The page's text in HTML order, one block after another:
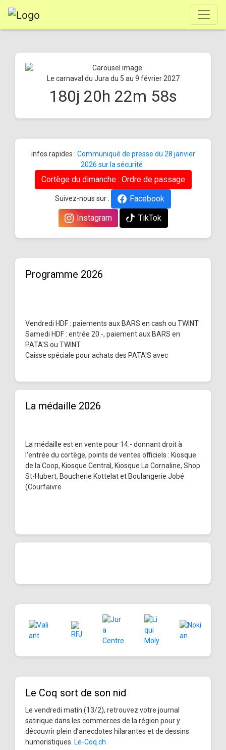
Le carnaval du Jura du 5 au 9 février 2027
180j 20h 22m 58s
infos rapides : Communiqué de presse du 28 janvier
2026 sur la sécurité
Cortège du dimanche : Ordre de passage
Suivez-nous sur :
Facebook
Instagram
TikTok
Programme 2026
Vendredi HDF : paiements aux BARS en cash ou TWINT
Samedi HDF : entrée 20.-, paiement aux BARS en
PATA'S ou TWINT
Caisse spéciale pour achats des PATA'S avec
La médaille 2026
La médaille est en vente pour 14.- donnant droit à
l'entrée du cortège, points de ventes officiels : Kiosque
de la Coop, Kiosque Central, Kiosque La Cornaline, Shop
St-Hubert, Boucherie Kottelat et Boulangerie Jobé
(Courfaivre
Le Coq sort de son nid
Le vendredi matin (13/2), retrouvez votre journal
satirique dans les commerces de la région pour y
découvrir plein d’anecdotes hilarantes et de dessins
humoristiques. Le-Coq.ch